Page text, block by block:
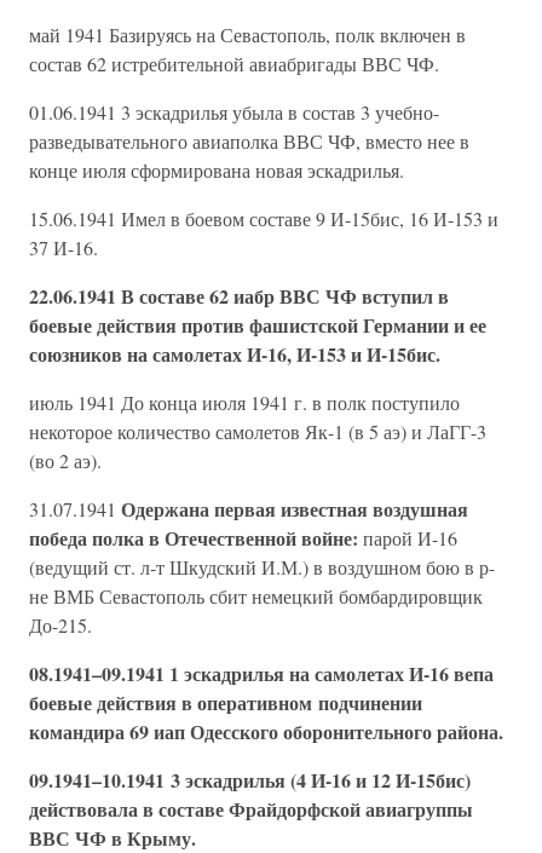
май 1941 Базируясь на Севастополь, полк включен в
состав 62 истребительной авиабригады ВВС ЧФ.
01.06.1941 3 эскадрилья убыла в состав 3 учебно-
разведывательного авиаполка ВВС ЧФ, вместо нее в
конце июля сформирована новая эскадрилья.
15.06.1941 Имел в боевом составе 9 И-15бис, 16 И-153 и
37 И-16.
22.06.1941 В составе 62 иабр ВВС ЧФ вступил в
боевые действия против фашистской Германии и ее
союзников на самолетах И-16, И-153 и И-15бис.
июль 1941 До конца июля 1941 г. в полк поступило
некоторое количество самолетов Як-1 (в 5 аэ) и ЛаГГ-3
(во 2 аэ).
31.07.1941 Одержана первая известная воздушная
победа полка в Отечественной войне: парой И-16
(ведущий ст. л-т Шкудский И.М.) в воздушном бою в р-
не ВМБ Севастополь сбит немецкий бомбардировщик
До-215.
08.1941–09.1941 1 эскадрилья на самолетах И-16 вепа
боевые действия в оперативном подчинении
командира 69 иап Одесского оборонительного района.
09.1941–10.1941 3 эскадрилья (4 И-16 и 12 И-15бис)
действовала в составе Фрайдорфской авиагруппы
ВВС ЧФ в Крыму.